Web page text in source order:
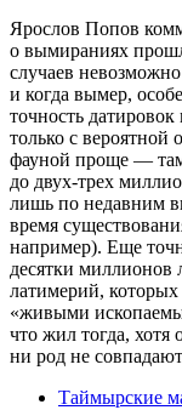
Ярослов Попов
о вымираниях
случаев
и когда вымер,
точность
только с
фауной проще —
до двух-трех
лишь по недавним
время
например). Еще
десятки
латимерий, которых
«живыми
что жил тогда, хотя
ни род не
Таймырские